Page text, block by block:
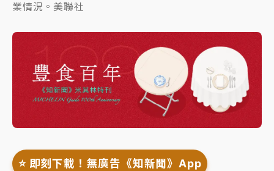
業情況。美聯社
⭐️ 即刻下載！無廣告《知新聞》App